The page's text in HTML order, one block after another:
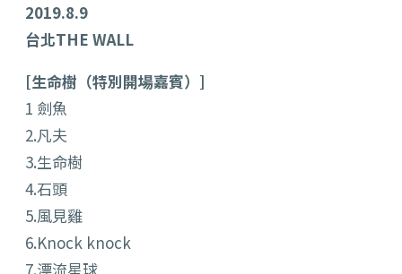
2019.8.9
台北THE WALL
[生命樹（特別開場嘉賓）]
1 劍魚
2.凡夫
3.生命樹
4.石頭
5.風見雞
6.Knock knock
7.漂流星球